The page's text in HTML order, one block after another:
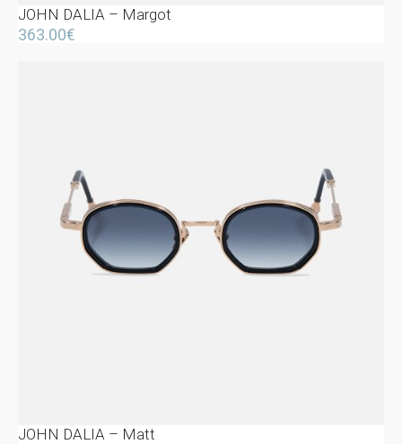
JOHN DALIA – Margot
363.00€
JOHN DALIA – Matt